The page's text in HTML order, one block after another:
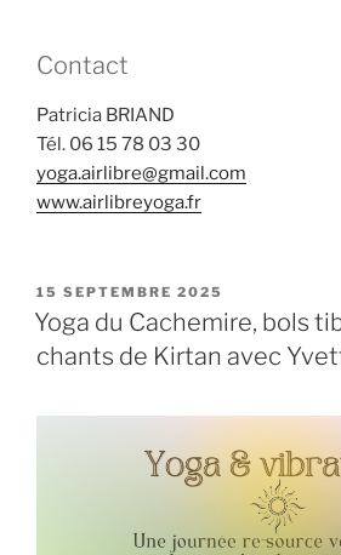
Contact
Patricia BRIAND
Tél. 06 15 78 03 30
yoga.airlibre@gmail.com
www.airlibreyoga.fr
PUBLIÉ
LE
15 SEPTEMBRE 2025
Yoga du Cachemire, bols
chants de Kirtan avec